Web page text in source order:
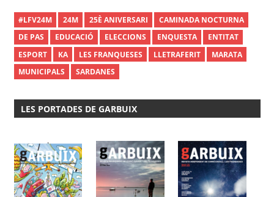
#LFV24M 24M 25È ANIVERSARI
CAMINADA NOCTURNA
DE PAS
EDUCACIÓ ELECCIONS ENQUESTA
ENTITAT
ESPORT
KA LES FRANQUESES LLETRAFERIT
MARATA
MUNICIPALS
SARDANES
LES PORTADES DE GARBUIX